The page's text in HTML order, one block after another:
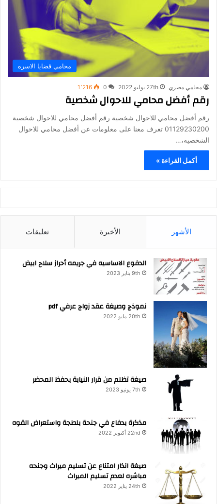
محامي قضايا الاسره
محامي مصري 27th يوليو 2022 0 1٬216
رقم أفضل محامي للاحوال شخصية
رقم أفضل محامي للاحوال شخصية رقم أفضل محامي للاحوال شخصية
01129230200 تعرف معنا على معلومات عن أفضل محامي للاحوال
الشخصيه،…
أكمل القراءة »
الأشهر الأخيرة تعليقات
الدفوع الاساسيه في جريمه أحراز سلاح ابيض
9th يناير 2023
نموذج وصيغة عقد زواج عرفي pdf
20th مايو 2022
صيغة تظلم من قرار النيابة بحفظ المحضر
7th يونيو 2023
مذكرة بدفاع في جنحة بلطجة واستعراض القوه
22nd أكتوبر 2022
صيغة انذار امتناع عن تسليم ميراث وجنحه
مباشره لعدم تسليم الميراث
24th يناير 2022